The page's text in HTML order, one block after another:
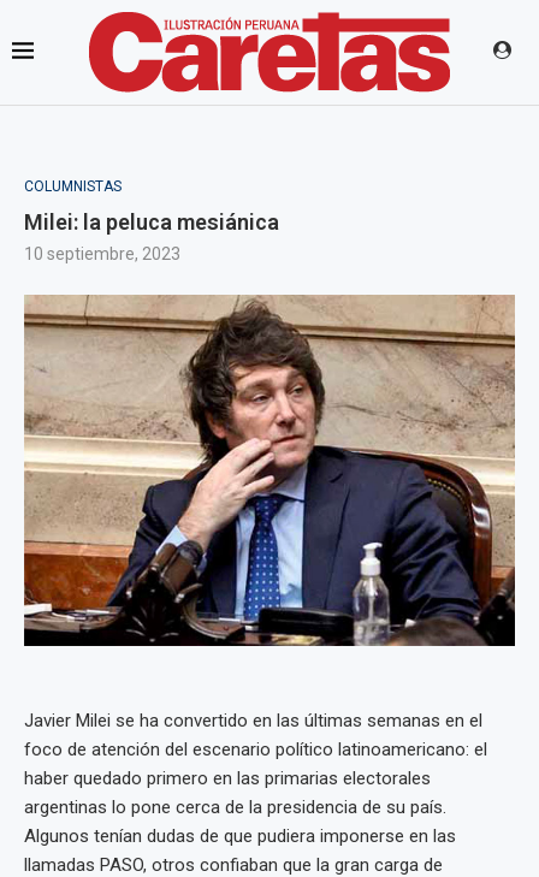
COLUMNISTAS
Milei: la peluca mesiánica
10 septiembre, 2023
Javier Milei se ha convertido en las últimas semanas en el
foco de atención del escenario político latinoamericano: el
haber quedado primero en las primarias electorales
argentinas lo pone cerca de la presidencia de su país.
Algunos tenían dudas de que pudiera imponerse en las
llamadas PASO, otros confiaban que la gran carga de